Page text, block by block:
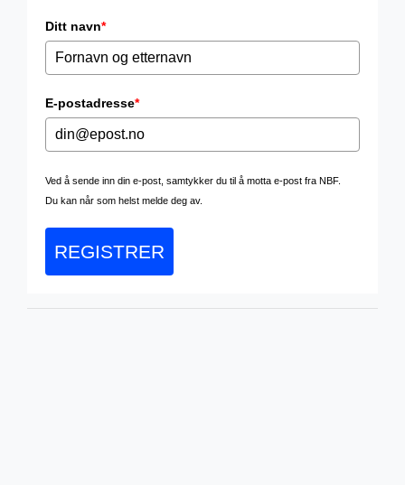
Ditt navn*
E-postadresse*
Ved å sende inn din e-post, samtykker du til å motta e-post fra NBF.
Du kan når som helst melde deg av.
REGISTRER